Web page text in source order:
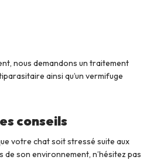
nous demandons un traitement
ainsi qu’un vermifuge
conseils
votre chat soit stressé suite aux
de son environnement, n’hésitez pas